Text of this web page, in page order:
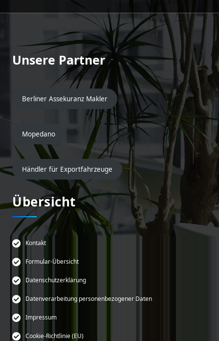
Unsere Partner
Berliner Assekuranz Makler
Mopedano
Händler für Exportfahrzeuge
Übersicht
Kontakt
Formular-Übersicht
Datenschutzerklärung
Datenverarbeitung personenbezogener Daten
Impressum
Cookie-Richtlinie (EU)